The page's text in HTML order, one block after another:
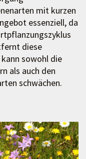
mit kurzen
essenziell, da
diese
sowohl die
als auch den
schwächen.